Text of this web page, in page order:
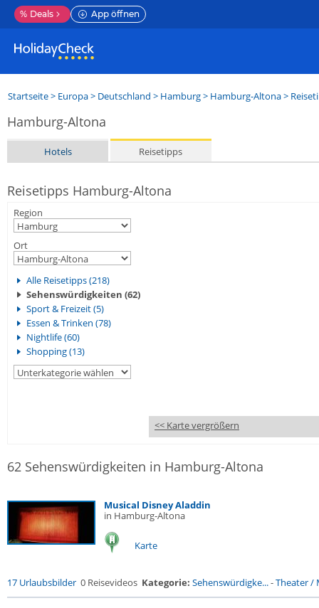
% Deals App öffnen
Startseite> Europa> Deutschland > Hamburg> Hamburg-Altona>
Hamburg-Altona
Hotels Reisetipps
Reisetipps Hamburg-Altona
Region
Ort
Alle Reisetipps (218)
Sehenswürdigkeiten (62)
Sport & Freizeit (5)
Essen & Trinken (78)
Nightlife (60)
Shopping (13)
<< Karte vergrößern
62 Sehenswürdigkeiten in Hamburg-Altona
Musical Disney Aladdin
in Hamburg-Altona
Karte
17 Urlaubsbilder 0 Reisevideos Kategorie: Sehenswürdigke...-Theater /